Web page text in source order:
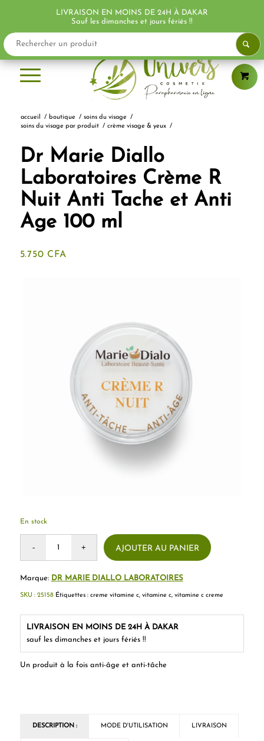
accueil / boutique / soins du visage
/
soins du visage par produit / crème visage & yeux /
Dr Marie Diallo
Laboratoires Crème R
Nuit Anti Tache et Anti
Age 100 ml
5.750 CFA
Un produit à la fois anti-âge et anti-tâche
En stock
AJOUTER AU PANIER
Marque: DR MARIE DIALLO LABORATOIRES
LIVRAISON EN MOINS DE 24H À DAKAR
sauf les dimanches et jours fériés !!
SKU : 25158 Étiquettes : creme vitamine c, vitamine c, vitamine c creme
DESCRIPTION : MODE D'UTILISATION LIVRAISON
LIVRAISON EN MOINS DE 24H À DAKAR
Sauf les dimanches et jours fériés !!